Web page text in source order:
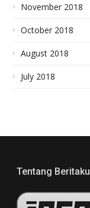
November 2018
October 2018
August 2018
July 2018
Tentang Beritaku